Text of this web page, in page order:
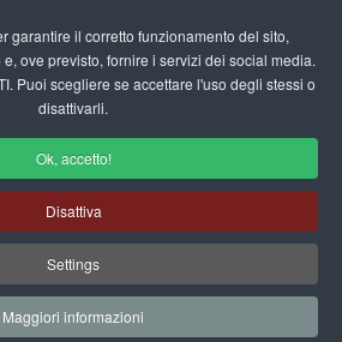
garantire il corretto funzionamento del sito,
ove previsto, fornire i servizi dei social media.
Puoi scegliere se accettare l'uso degli stessi o
disattivarli.
Ok, accetto!
Disattiva
Settings
Maggiori informazioni
fas
per la Scuola
- Corpo Umano
Schede Didattiche